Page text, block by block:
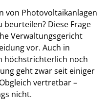
von Photovoltaikanlagen
Diese Frage
Verwaltungsgericht
vor. Auch in
höchstrichterlich noch
geht zwar seit einiger
vertretbar –
nicht.